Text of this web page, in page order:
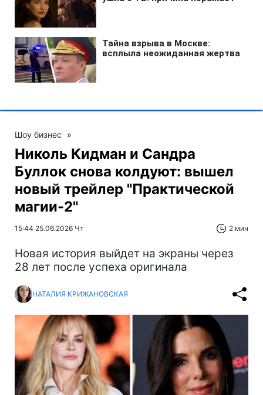
Шоу бизнес »
Николь Кидман и Сандра
Буллок снова колдуют: вышел
новый трейлер "Практической
магии-2"
15:44 25.06.2026 Чт 2 мин
Новая история выйдет на экраны через
28 лет после успеха оригинала
НАТАЛИЯ КРИЖАНОВСКАЯ